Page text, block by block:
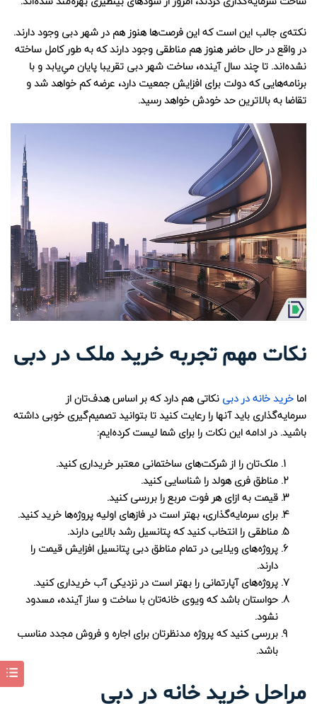
نکته‌ی جالب این است که این فرصت‌ها هنوز هم در شهر دبی وجود دارند.
در واقع در حال حاضر هنوز هم مناطقی وجود دارند که به طور کامل ساخته
نشده‌اند. تا چند سال آینده، ساخت شهر دبی تقریبا پایان می‌ِیابد و با
برنامه‌هایی که دولت برای افزایش جمعیت دارد، عرضه کم خواهد شد و
تقاضا به بالاترین حد خودش خواهد رسید.
نکات مهم تجربه خرید ملک در دبی
اما خرید خانه در دبی نکاتی هم دارد که بر اساس هدف‌تان از
سرمایه‌گذاری باید آنها را رعایت کنید تا بتوانید تصمیم‌گیری خوبی داشته
باشید. در ادامه این نکات را برای شما لیست کرده‌ایم:
ملک‌تان را از شرکت‌های ساختمانی معتبر خریداری کنید.
مناطق فری هولد را شناسایی کنید.
قیمت به ازای هر فوت مربع را بررسی کنید.
برای سرمایه‌گذاری، بهتر است در فازهای اولیه پروژه‌ها خرید کنید.
مناطقی را انتخاب کنید که پتانسیل رشد بالایی دارند.
پروژه‌های ویلایی در تمام مناطق دبی پتانسیل افزایش قیمت را
دارند.
پروژه‌های آپارتمانی را بهتر است در نزدیکی آب خریداری کنید.
حواستان باشد که ویوی خانه‌تان با ساخت و ساز آینده، مسدود
نشود.
بررسی کنید که پروژه مدنظرتان برای اجاره و فروش مجدد مناسب
باشد.
مراحل خرید خانه در دبی